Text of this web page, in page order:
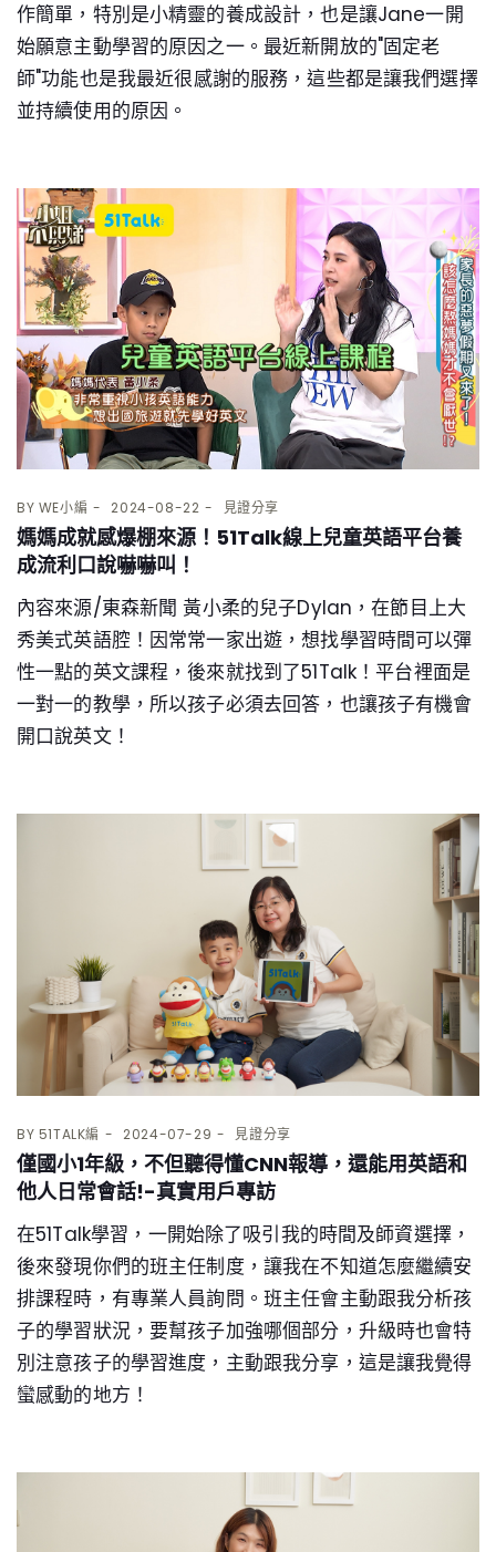
作簡單，特別是小精靈的養成設計，也是讓Jane一開
始願意主動學習的原因之一。最近新開放的"固定老
師"功能也是我最近很感謝的服務，這些都是讓我們選擇
並持續使用的原因。
BY WE小編 2024-08-22 見證分享
媽媽成就感爆棚來源！51Talk線上兒童英語平台養
成流利口說嚇嚇叫！
內容來源/東森新聞 黃小柔的兒子Dylan，在節目上大
秀美式英語腔！因常常一家出遊，想找學習時間可以彈
性一點的英文課程，後來就找到了51Talk！平台裡面是
一對一的教學，所以孩子必須去回答，也讓孩子有機會
開口說英文！
BY 51TALK編 2024-07-29 見證分享
僅國小1年級，不但聽得懂CNN報導，還能用英語和
他人日常會話!-真實用戶專訪
在51Talk學習，一開始除了吸引我的時間及師資選擇，
後來發現你們的班主任制度，讓我在不知道怎麼繼續安
排課程時，有專業人員詢問。班主任會主動跟我分析孩
子的學習狀況，要幫孩子加強哪個部分，升級時也會特
別注意孩子的學習進度，主動跟我分享，這是讓我覺得
蠻感動的地方！